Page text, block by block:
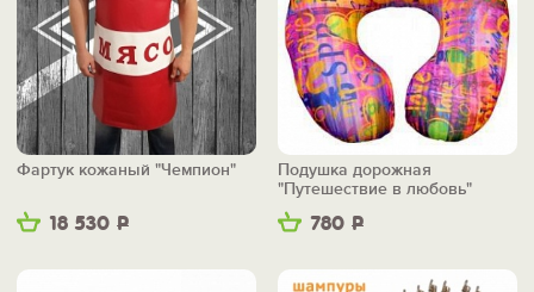
18 530 Р
Фартук кожаный "Чемпион"
780 Р
Подушка дорожная
"Путешествие в любовь"